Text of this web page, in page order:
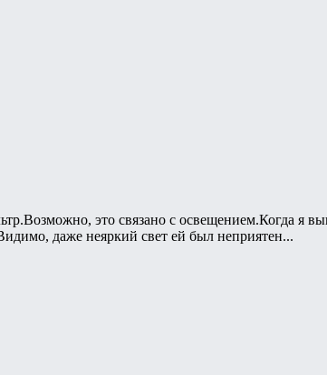
это связано с освещением.Когда я
даже неяркий свет ей был неприятен...